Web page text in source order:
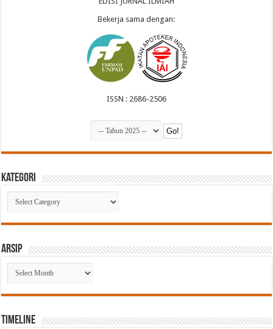
Bekerja sama dengan:
ISSN : 2686-2506
Kategori
Kategori
Arsip
Arsip
Timeline